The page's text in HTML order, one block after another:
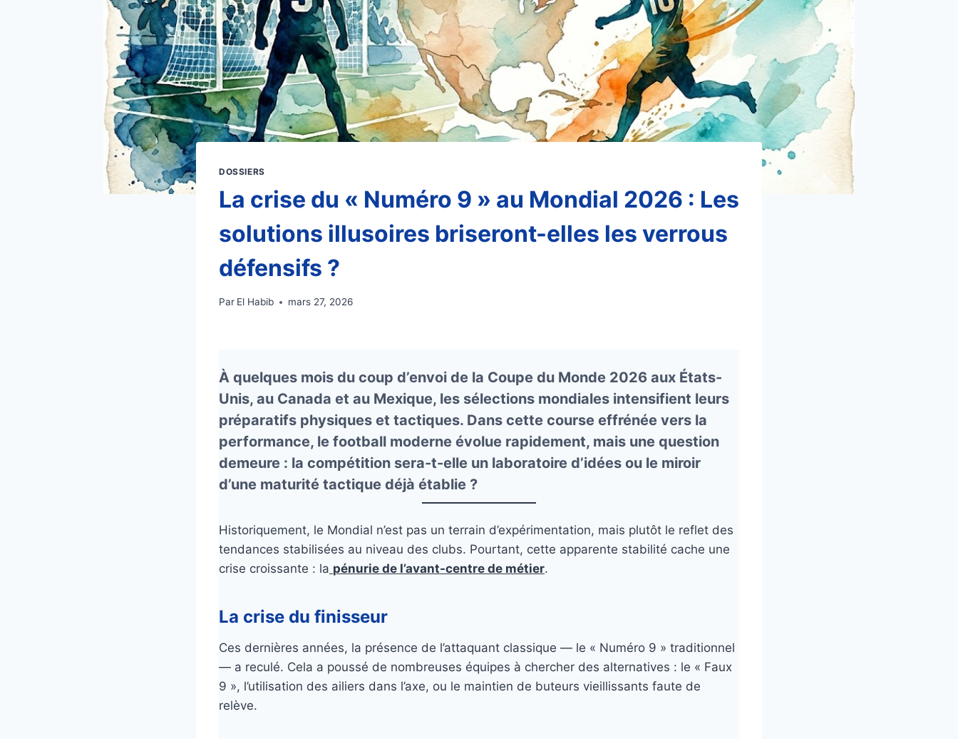
DOSSIERS
La crise du « Numéro 9 » au Mondial 2026 : Les
solutions illusoires briseront-elles les verrous
défensifs ?
Par El Habib mars 27, 2026
À quelques mois du coup d’envoi de la Coupe du Monde 2026 aux États-
Unis, au Canada et au Mexique, les sélections mondiales intensifient leurs
préparatifs physiques et tactiques. Dans cette course effrénée vers la
performance, le football moderne évolue rapidement, mais une question
demeure : la compétition sera-t-elle un laboratoire d’idées ou le miroir
d’une maturité tactique déjà établie ?
Historiquement, le Mondial n’est pas un terrain d’expérimentation, mais plutôt le reflet des
tendances stabilisées au niveau des clubs. Pourtant, cette apparente stabilité cache une
crise croissante : la pénurie de l’avant-centre de métier.
La crise du finisseur
Ces dernières années, la présence de l’attaquant classique — le « Numéro 9 » traditionnel
— a reculé. Cela a poussé de nombreuses équipes à chercher des alternatives : le « Faux
9 », l’utilisation des ailiers dans l’axe, ou le maintien de buteurs vieillissants faute de
relève.